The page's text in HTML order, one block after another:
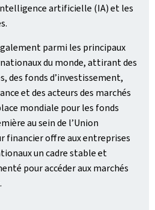
artificielle (IA) et les
parmi les principaux
du monde, attirant des
des fonds d’investissement,
et des acteurs des marchés
mondiale pour les fonds
au sein de l’Union
financier offre aux entreprises
un cadre stable et
pour accéder aux marchés